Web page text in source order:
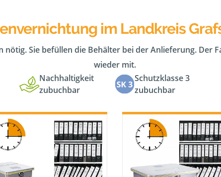
im Landkreis
nötig. Sie befüllen die Behälter bei der Anlieferung.
wieder mit.
Nachhaltigkeit
zubuchbar
Schutzklasse 3
zubuchbar